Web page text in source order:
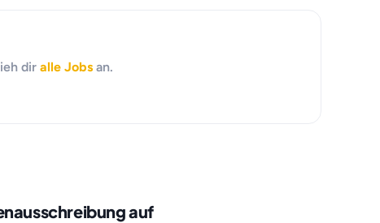
dir alle Jobsan.
auf